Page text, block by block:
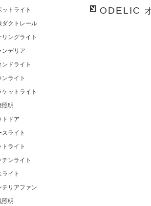
ットライト
ダクトレール
リングライト
ンデリア
ンドライト
ンライト
ケットライト
照明
トドア
スライト
トライト
チンライト
ライト
テリアファン
照明
ODELIC